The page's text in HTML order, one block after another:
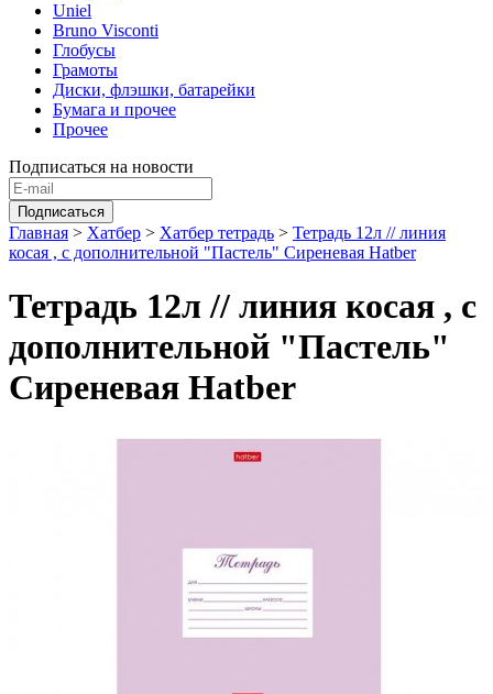
Uniel
Bruno Visconti
Глобусы
Грамоты
Диски, флэшки, батарейки
Бумага и прочее
Прочее
Подписаться на новости
Главная > Хатбер > Хатбер тетрадь > Тетрадь 12л // линия
косая , с дополнительной "Пастель" Сиреневая Hatber
Тетрадь 12л // линия косая , с
дополнительной "Пастель"
Сиреневая Hatber